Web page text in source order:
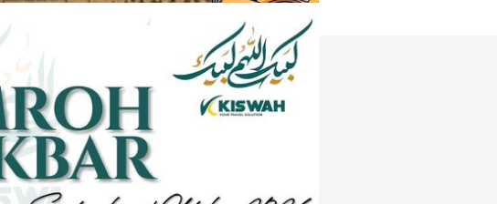
Twitter
Instagram
Youtube